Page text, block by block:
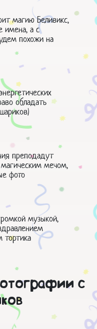
магию Беливикс,
имена, а с
похожи на
обладать
преподадут
мечом,
фото
музыкой,
тортика
с